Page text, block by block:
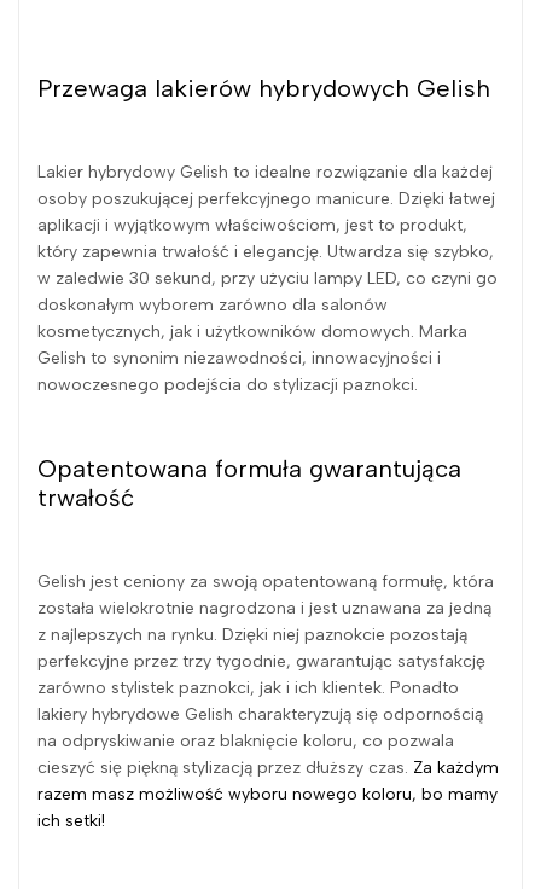
Przewaga lakierów hybrydowych Gelish
Lakier hybrydowy Gelish to idealne rozwiązanie dla każdej
osoby poszukującej perfekcyjnego manicure. Dzięki łatwej
aplikacji i wyjątkowym właściwościom, jest to produkt,
który zapewnia trwałość i elegancję. Utwardza się szybko,
w zaledwie 30 sekund, przy użyciu lampy LED, co czyni go
doskonałym wyborem zarówno dla salonów
kosmetycznych, jak i użytkowników domowych. Marka
Gelish to synonim niezawodności, innowacyjności i
nowoczesnego podejścia do stylizacji paznokci.
Opatentowana formuła gwarantująca
trwałość
Gelish jest ceniony za swoją opatentowaną formułę, która
została wielokrotnie nagrodzona i jest uznawana za jedną
z najlepszych na rynku. Dzięki niej paznokcie pozostają
perfekcyjne przez trzy tygodnie, gwarantując satysfakcję
zarówno stylistek paznokci, jak i ich klientek. Ponadto
lakiery hybrydowe Gelish charakteryzują się odpornością
na odpryskiwanie oraz blaknięcie koloru, co pozwala
cieszyć się piękną stylizacją przez dłuższy czas. Za każdym
razem masz możliwość wyboru nowego koloru, bo mamy
ich setki!